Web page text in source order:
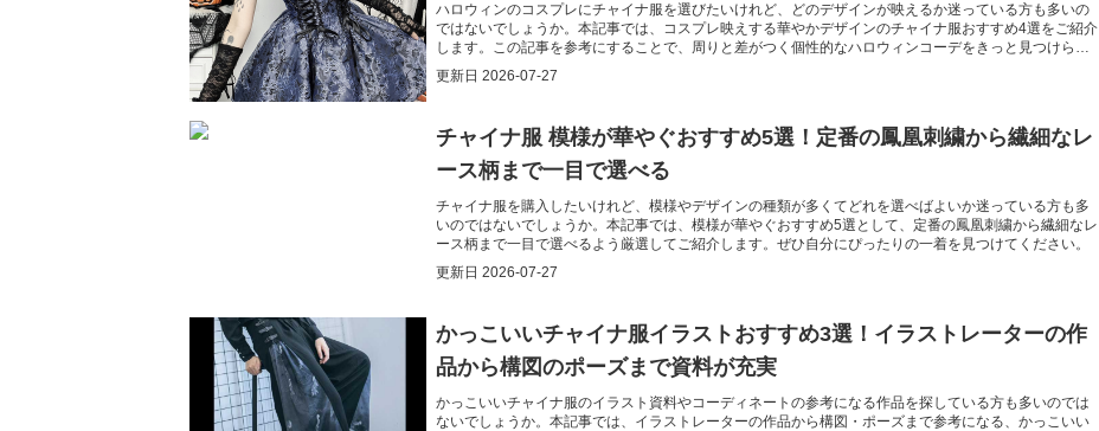
ハロウィンのコスプレにチャイナ服を選びたいけれど、どのデザインが映えるか迷っている方も多いの
ではないでしょうか。本記事では、コスプレ映えする華やかデザインのチャイナ服おすすめ4選をご紹介
します。この記事を参考にすることで、周りと差がつく個性的なハロウィンコーデをきっと見つけられ
ます。
更新日 2026-07-27
チャイナ服 模様が華やぐおすすめ5選！定番の鳳凰刺繍から繊細なレ
ース柄まで一目で選べる
チャイナ服を購入したいけれど、模様やデザインの種類が多くてどれを選べばよいか迷っている方も多
いのではないでしょうか。本記事では、模様が華やぐおすすめ5選として、定番の鳳凰刺繍から繊細なレ
ース柄まで一目で選べるよう厳選してご紹介します。ぜひ自分にぴったりの一着を見つけてください。
更新日 2026-07-27
かっこいいチャイナ服イラストおすすめ3選！イラストレーターの作
品から構図のポーズまで資料が充実
かっこいいチャイナ服のイラスト資料やコーディネートの参考になる作品を探している方も多いのでは
ないでしょうか。本記事では、イラストレーターの作品から構図・ポーズまで参考になる、かっこいい